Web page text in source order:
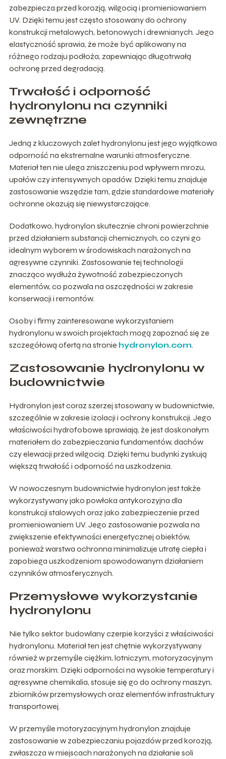
zabezpiecza przed korozją, wilgocią i promieniowaniem
UV. Dzięki temu jest często stosowany do ochrony
konstrukcji metalowych, betonowych i drewnianych. Jego
elastyczność sprawia, że może być aplikowany na
różnego rodzaju podłoża, zapewniając długotrwałą
ochronę przed degradacją.
Trwałość i odporność
hydronylonu na czynniki
zewnętrzne
Jedną z kluczowych zalet hydronylonu jest jego wyjątkowa
odporność na ekstremalne warunki atmosferyczne.
Materiał ten nie ulega zniszczeniu pod wpływem mrozu,
upałów czy intensywnych opadów. Dzięki temu znajduje
zastosowanie wszędzie tam, gdzie standardowe materiały
ochronne okazują się niewystarczające.
Dodatkowo, hydronylon skutecznie chroni powierzchnie
przed działaniem substancji chemicznych, co czyni go
idealnym wyborem w środowiskach narażonych na
agresywne czynniki. Zastosowanie tej technologii
znacząco wydłuża żywotność zabezpieczonych
elementów, co pozwala na oszczędności w zakresie
konserwacji i remontów.
Osoby i firmy zainteresowane wykorzystaniem
hydronylonu w swoich projektach mogą zapoznać się ze
szczegółową ofertą na stronie hydronylon.com.
Zastosowanie hydronylonu w
budownictwie
Hydronylon jest coraz szerzej stosowany w budownictwie,
szczególnie w zakresie izolacji i ochrony konstrukcji. Jego
właściwości hydrofobowe sprawiają, że jest doskonałym
materiałem do zabezpieczania fundamentów, dachów
czy elewacji przed wilgocią. Dzięki temu budynki zyskują
większą trwałość i odporność na uszkodzenia.
W nowoczesnym budownictwie hydronylon jest także
wykorzystywany jako powłoka antykorozyjna dla
konstrukcji stalowych oraz jako zabezpieczenie przed
promieniowaniem UV. Jego zastosowanie pozwala na
zwiększenie efektywności energetycznej obiektów,
ponieważ warstwa ochronna minimalizuje utratę ciepła i
zapobiega uszkodzeniom spowodowanym działaniem
czynników atmosferycznych.
Przemysłowe wykorzystanie
hydronylonu
Nie tylko sektor budowlany czerpie korzyści z właściwości
hydronylonu. Materiał ten jest chętnie wykorzystywany
również w przemyśle ciężkim, lotniczym, motoryzacyjnym
oraz morskim. Dzięki odporności na wysokie temperatury i
agresywne chemikalia, stosuje się go do ochrony maszyn,
zbiorników przemysłowych oraz elementów infrastruktury
transportowej.
W przemyśle motoryzacyjnym hydronylon znajduje
zastosowanie w zabezpieczaniu pojazdów przed korozją,
zwłaszcza w miejscach narażonych na działanie soli